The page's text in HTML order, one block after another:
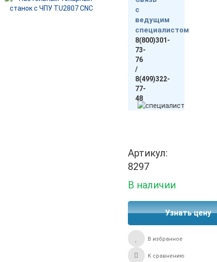
с
ведущим
специалистом
8(800)301-
73-
76
/
8(499)322-
77-
48
Артикул:
8297
В наличии
Узнать цену
В избранное
К сравнению